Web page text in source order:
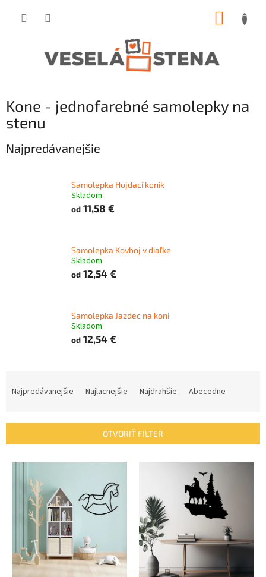
Kone - jednofarebné samolepky na
stenu
Najpredávanejšie
Samolepka Hojdací koník
Skladom
od 11,58 €
Samolepka Kovboj v diaľke
Skladom
od 12,54 €
Samolepka Jazdec na koni
Skladom
od 12,54 €
i
Najpredávanejšie Najlacnejšie Najdrahšie Abecedne
OTVORIŤ FILTER
V